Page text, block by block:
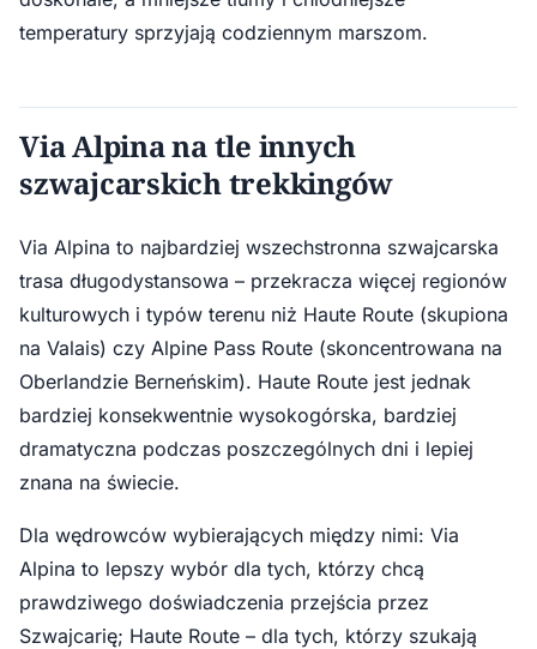
temperatury sprzyjają codziennym marszom.
Via Alpina na tle innych
szwajcarskich trekkingów
Via Alpina to najbardziej wszechstronna szwajcarska
trasa długodystansowa – przekracza więcej regionów
kulturowych i typów terenu niż Haute Route (skupiona
na Valais) czy Alpine Pass Route (skoncentrowana na
Oberlandzie Berneńskim). Haute Route jest jednak
bardziej konsekwentnie wysokogórska, bardziej
dramatyczna podczas poszczególnych dni i lepiej
znana na świecie.
Dla wędrowców wybierających między nimi: Via
Alpina to lepszy wybór dla tych, którzy chcą
prawdziwego doświadczenia przejścia przez
Szwajcarię; Haute Route – dla tych, którzy szukają